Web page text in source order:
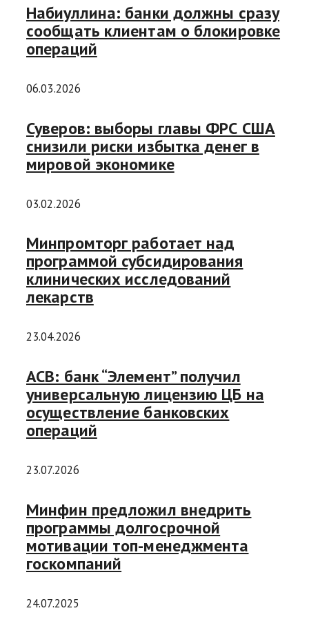
Набиуллина: банки должны сразу
сообщать клиентам о блокировке
операций
06.03.2026
Суверов: выборы главы ФРС США
снизили риски избытка денег в
мировой экономике
03.02.2026
Минпромторг работает над
программой субсидирования
клинических исследований
лекарств
23.04.2026
АСВ: банк “Элемент” получил
универсальную лицензию ЦБ на
осуществление банковских
операций
23.07.2026
Минфин предложил внедрить
программы долгосрочной
мотивации топ-менеджмента
госкомпаний
24.07.2025